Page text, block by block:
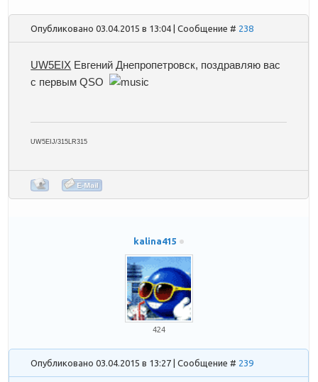
Опубликовано 03.04.2015 в 13:04 | Сообщение # 238
UW5EIX Евгений Днепропетровск, поздравляю вас
с первым QSO
UW5EIJ/315LR315
kalina415
424
Опубликовано 03.04.2015 в 13:27 | Сообщение # 239